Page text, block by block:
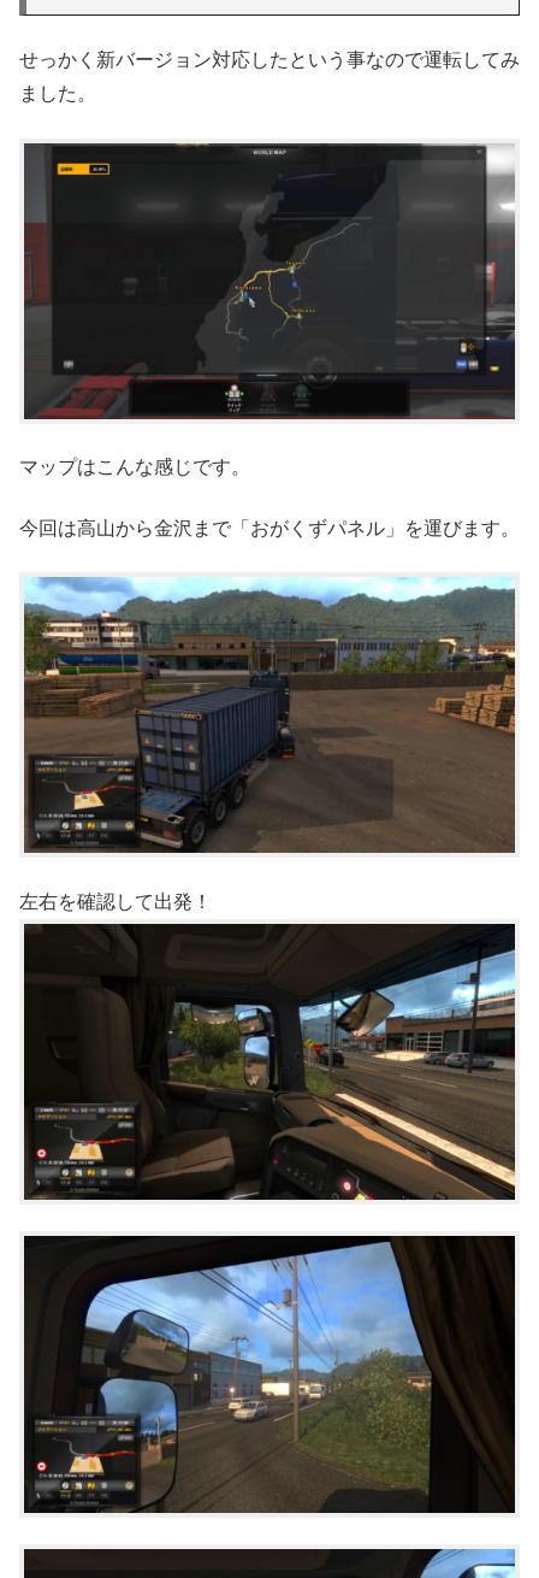
せっかく新バージョン対応したという事なので運転してみ
ました。
マップはこんな感じです。
今回は高山から金沢まで「おがくずパネル」を運びます。
左右を確認して出発！